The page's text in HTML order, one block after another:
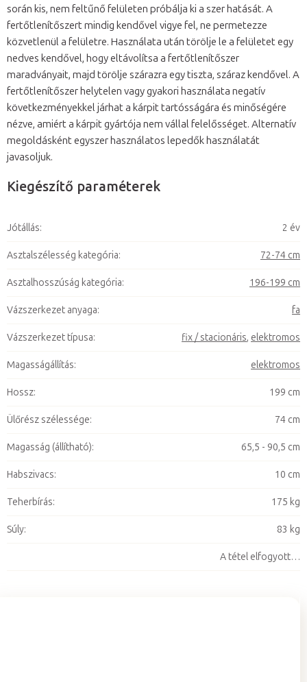
során kis, nem feltűnő felületen próbálja ki a szer hatását. A
fertőtlenítőszert mindig kendővel vigye fel, ne permetezze
közvetlenül a felületre. Használata után törölje le a felületet egy
nedves kendővel, hogy eltávolítsa a fertőtlenítőszer
maradványait, majd törölje szárazra egy tiszta, száraz kendővel. A
fertőtlenítőszer helytelen vagy gyakori használata negatív
következményekkel járhat a kárpit tartósságára és minőségére
nézve, amiért a kárpit gyártója nem vállal felelősséget. Alternatív
megoldásként egyszer használatos lepedők használatát
javasoljuk.
Kiegészítő paraméterek
Jótállás: 2 év
Asztalszélesség kategória: 72-74 cm
Asztalhosszúság kategória: 196-199 cm
Vázszerkezet anyaga: fa
Vázszerkezet típusa: fix / stacionáris, elektromos
Magasságállítás: elektromos
Hossz: 199 cm
Ülőrész szélessége: 74 cm
Magasság (állítható): 65,5 - 90,5 cm
Habszivacs: 10 cm
Teherbírás: 175 kg
Súly: 83 kg
A tétel elfogyott…